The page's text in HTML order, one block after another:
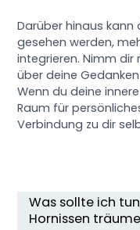
Darüber hinaus kann
gesehen werden,
integrieren. Nimm
über deine
Wenn du deine
Raum für
Verbindung zu dir
Was sollte ich
Hornissen